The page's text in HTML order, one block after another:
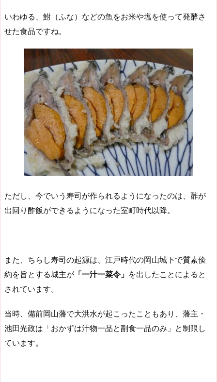
いわゆる、鮒（ふな）などの魚をお米や塩を使って発酵さ
せた食品ですね。
ただし、今でいう寿司が作られるようになったのは、酢が
出回り酢飯ができるようになった室町時代以降。
また、ちらし寿司の起源は、江戸時代の岡山城下で質素倹
約を旨とする城主が 「一汁一菜令」 を出したことによると
されています。
当時、備前岡山藩で大洪水が起こったこともあり、藩主・
池田光政は「おかずは汁物一品と副食一品のみ」と制限し
ています。